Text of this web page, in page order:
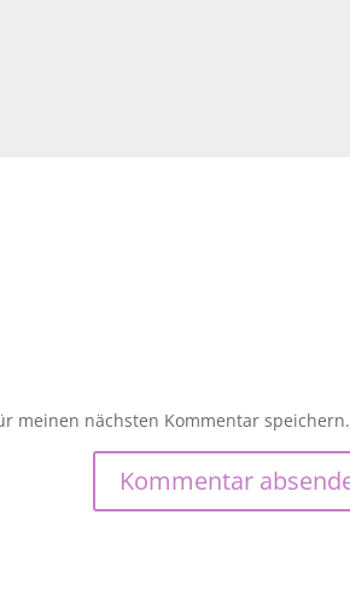
meinen nächsten Kommentar speichern.